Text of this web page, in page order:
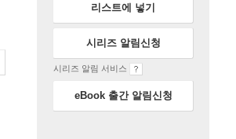
리스트에 넣기
시리즈 알림신청
시리즈 알림 서비스
eBook 출간 알림신청